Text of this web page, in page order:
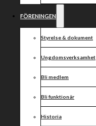
FÖRENINGEN
Styrelse & dokument
Ungdomsverksamhet
Bli medlem
Bli funktionär
Historia